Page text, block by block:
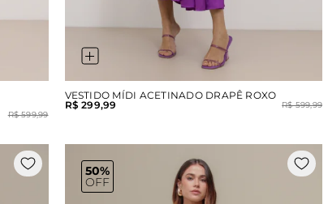
R$ 599,99
VESTIDO MÍDI ACETINADO DRAPÊ ROXO
R$ 299,99
R$ 599,99
50%
OFF